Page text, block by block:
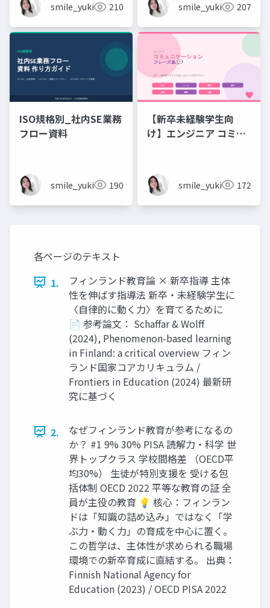
smile_yukiko_it210 smile_yukiko_it207
ISO規格別_社内SE業務
フロー資料
smile_yukiko_it190
【新卒未経験学生向
け】エンジニア コミュ
のコミュニケーション
フレーズ集smile_yukiko_it172
各ページのテキスト
1.
フィンランド教育論 × 新卒指導 主体
性を伸ばす指導法 新卒・未経験学生に
〈自律的に動く力〉を育てるために
📄 参考論文： Schaffar & Wolff
(2024), Phenomenon-based learning
in Finland: a critical overview フィン
ランド国家コアカリキュラム /
Frontiers in Education (2024) 最新研
究に基づく
2.
なぜフィンランド教育が参考になるの
か？ #1 9% 30% PISA 読解力・科学 世
界トップクラス 学校間格差 （OECD平
均30%） 生徒が特別支援を 受ける包
括体制 OECD 2022 平等な教育の証 全
員が主役の教育 💡 核心：フィンラン
ドは「知識の詰め込み」ではなく「学
ぶ力・動く力」の育成を中心に置く。
この哲学は、主体性が求められる職場
環境での新卒育成に直結する。 出典：
Finnish National Agency for
Education (2023) / OECD PISA 2022